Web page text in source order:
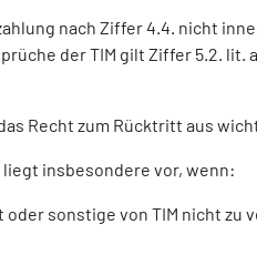
nach Ziffer 4.4. nicht
der TIM gilt Ziffer 5.2. lit.
Recht zum Rücktritt aus
insbesondere vor, wenn:
oder sonstige von TIM nicht zu